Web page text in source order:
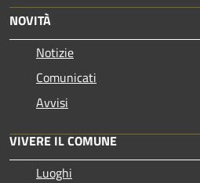
NOVITÀ
Notizie
Comunicati
Avvisi
VIVERE IL COMUNE
Luoghi